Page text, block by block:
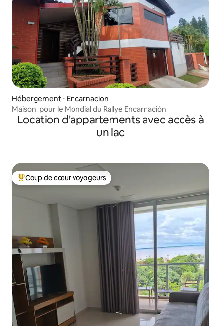
Hébergement ⋅ Encarnacion
Maison, pour le Mondial du Rallye Encarnación
Location d'appartements avec accès à
un lac
Coups de cœur voyageurs les plus appréciés
Coup de cœur voyageurs